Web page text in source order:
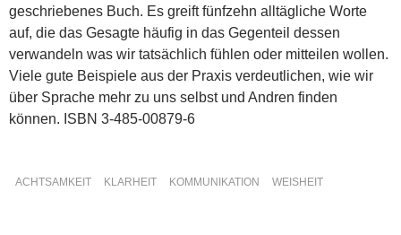
geschriebenes Buch. Es greift fünfzehn alltägliche Worte
auf, die das Gesagte häufig in das Gegenteil dessen
verwandeln was wir tatsächlich fühlen oder mitteilen wollen.
Viele gute Beispiele aus der Praxis verdeutlichen, wie wir
über Sprache mehr zu uns selbst und Andren finden
können. ISBN 3-485-00879-6
ACHTSAMKEIT KLARHEIT KOMMUNIKATION WEISHEIT